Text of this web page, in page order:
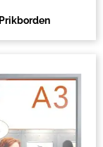
Prikborden